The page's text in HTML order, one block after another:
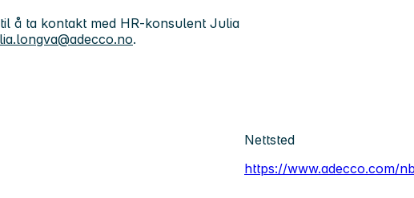
å ta kontakt med HR-konsulent Julia
.
Nettsted
https://www.adecco.com/